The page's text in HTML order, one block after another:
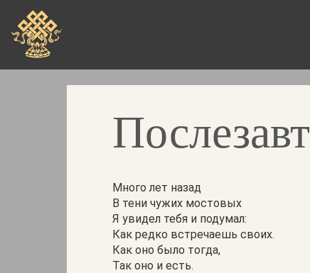
основному
содержанию
Много лет назад
В тени чужих мостовых
Я увидел тебя и подумал:
Как редко встречаешь своих.
Как оно было тогда,
Так оно и есть.